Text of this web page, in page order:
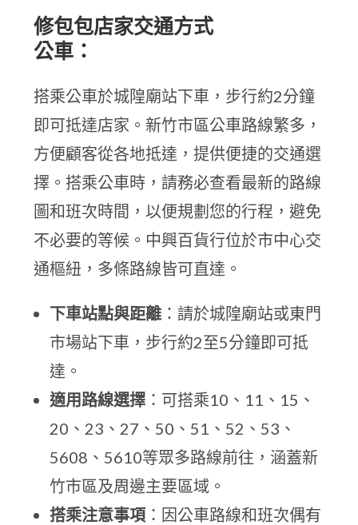
修包包店家交通方式
公車：
搭乘公車於城隍廟站下車，步行約2分鐘
即可抵達店家。新竹市區公車路線繁多，
方便顧客從各地抵達，提供便捷的交通選
擇。搭乘公車時，請務必查看最新的路線
圖和班次時間，以便規劃您的行程，避免
不必要的等候。中興百貨行位於市中心交
通樞紐，多條路線皆可直達。
下車站點與距離 ：請於城隍廟站或東門
市場站下車，步行約2至5分鐘即可抵
達。
適用路線選擇 ：可搭乘10、11、15、
20、23、27、50、51、52、53、
5608、5610等眾多路線前往，涵蓋新
竹市區及周邊主要區域。
搭乘注意事項 ：因公車路線和班次偶有